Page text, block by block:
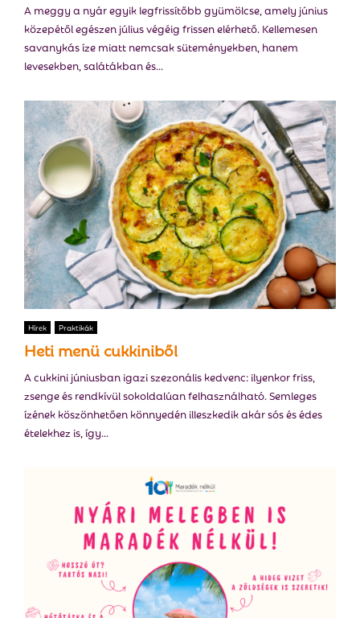
A meggy a nyár egyik legfrissítőbb gyümölcse, amely június
közepétől egészen július végéig frissen elérhető. Kellemesen
savanykás íze miatt nemcsak süteményekben, hanem
levesekben, salátákban és...
Hírek Praktikák
Heti menü cukkiniből
A cukkini júniusban igazi szezonális kedvenc: ilyenkor friss,
zsenge és rendkívül sokoldalúan felhasználható. Semleges
ízének köszönhetően könnyedén illeszkedik akár sós és édes
ételekhez is, így...